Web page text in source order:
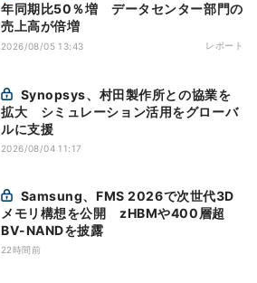
年同期比50％増 データセンター部門の
売上高が倍増
2026/08/05 13:43 レポート
拡大 シミュレーション活用をグローバ
ルに支援
2026/08/04 11:17
メモリ構想を公開 zHBMや400層超
BV-NANDを披露
22時間前